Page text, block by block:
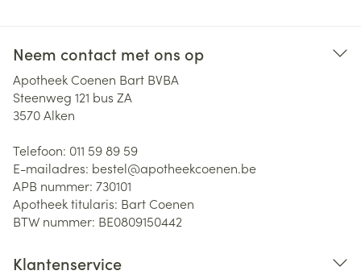
Neem contact met ons op
Apotheek Coenen Bart BVBA
Steenweg 121 bus ZA
3570Alken
Telefoon: 011 59 89 59
E-mailadres: bestel@apotheekcoenen.be
APB nummer: 730101
Apotheek titularis: Bart Coenen
BTW nummer: BE0809150442
Klantenservice